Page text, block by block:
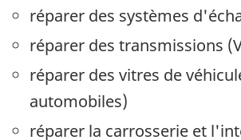
réparer des systèmes
réparer des transmissions
réparer des vitres de
automobiles)
réparer la carrosserie et